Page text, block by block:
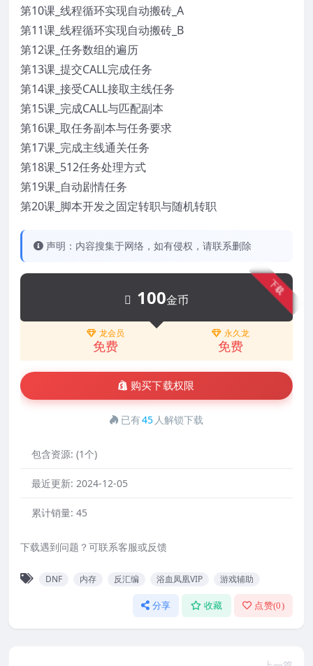
第10课_线程循环实现自动搬砖_A
第11课_线程循环实现自动搬砖_B
第12课_任务数组的遍历
第13课_提交CALL完成任务
第14课_接受CALL接取主线任务
第15课_完成CALL与匹配副本
第16课_取任务副本与任务要求
第17课_完成主线通关任务
第18课_512任务处理方式
第19课_自动剧情任务
第20课_脚本开发之固定转职与随机转职
声明：内容搜集于网络，如有侵权，请联系删除
下载
100金币
龙会员
免费
永久龙
免费
购买下载权限
已有45 人解锁下载
包含资源: (1个)
最近更新: 2024-12-05
累计销量: 45
下载遇到问题？可联系客服或反馈
DNF 内存 反汇编 浴血凤凰VIP 游戏辅助
分享 收藏 点赞(0)